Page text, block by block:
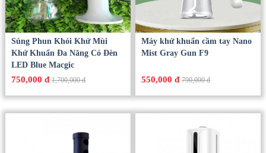
Súng Phun Khói Khử Mùi
Khử Khuẩn Đa Năng Có Đèn
LED Blue Macgic
750,000 đ 1,700,000 đ
Máy khử khuẩn cầm tay Nano
Mist Gray Gun F9
550,000 đ 790,000 đ